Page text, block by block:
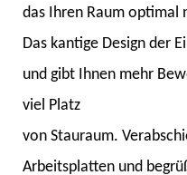
das Ihren Raum optimal
Das kantige Design der
und gibt Ihnen mehr
viel Platz
von Stauraum.
Arbeitsplatten und